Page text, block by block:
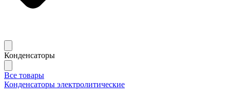
Конденсаторы
Все товары
Конденсаторы электролитические